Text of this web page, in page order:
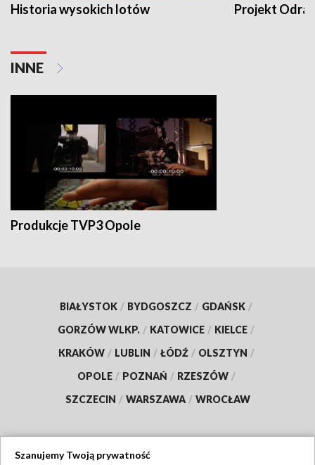
Historia wysokich lotów Projekt Odra
INNE
Produkcje TVP3 Opole
BIAŁYSTOK / BYDGOSZCZ / GDAŃSK /
GORZÓW WLKP. / KATOWICE / KIELCE /
KRAKÓW / LUBLIN / ŁÓDŹ / OLSZTYN /
OPOLE / POZNAŃ / RZESZÓW /
SZCZECIN / WARSZAWA / WROCŁAW
Szanujemy Twoją prywatność